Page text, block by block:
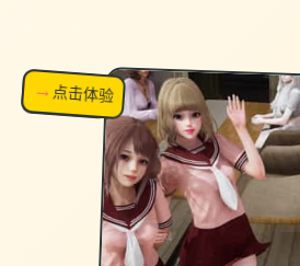
↗超棒！
→点击体验